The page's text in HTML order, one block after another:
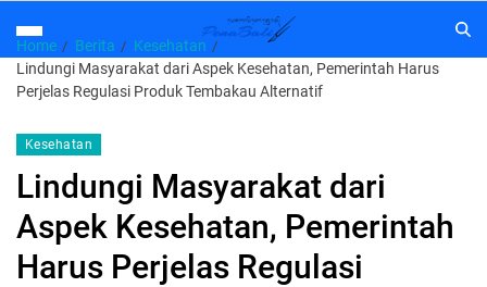
Home Berita
Kesehatan
Lindungi Masyarakat dari Aspek Kesehatan, Pemerintah Harus
Perjelas Regulasi Produk Tembakau Alternatif
Kesehatan
Lindungi Masyarakat dari
Aspek Kesehatan, Pemerintah
Harus Perjelas Regulasi